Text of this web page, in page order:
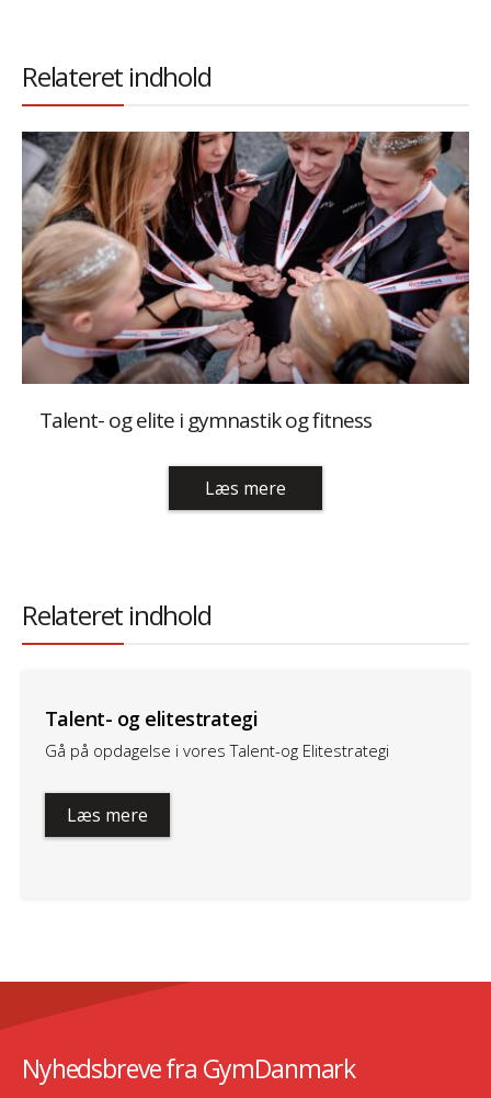
Relateret indhold
Talent- og elite i gymnastik og fitness
Læs mere
Relateret indhold
Talent- og elitestrategi
Gå på opdagelse i vores Talent-og Elitestrategi
Læs mere
Nyhedsbreve fra GymDanmark